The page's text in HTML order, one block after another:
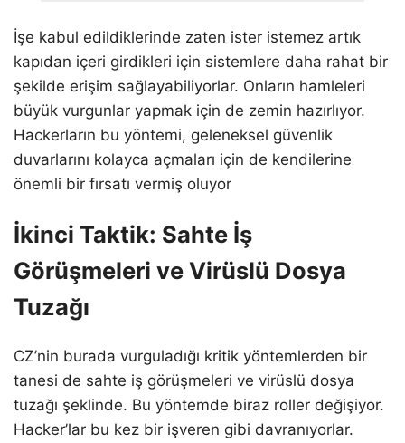
İşe kabul edildiklerinde zaten ister istemez artık
kapıdan içeri girdikleri için sistemlere daha rahat bir
şekilde erişim sağlayabiliyorlar. Onların hamleleri
büyük vurgunlar yapmak için de zemin hazırlıyor.
Hackerların bu yöntemi, geleneksel güvenlik
duvarlarını kolayca açmaları için de kendilerine
önemli bir fırsatı vermiş oluyor
İkinci Taktik: Sahte İş
Görüşmeleri ve Virüslü Dosya
Tuzağı
CZ’nin burada vurguladığı kritik yöntemlerden bir
tanesi de sahte iş görüşmeleri ve virüslü dosya
tuzağı şeklinde. Bu yöntemde biraz roller değişiyor.
Hacker’lar bu kez bir işveren gibi davranıyorlar.